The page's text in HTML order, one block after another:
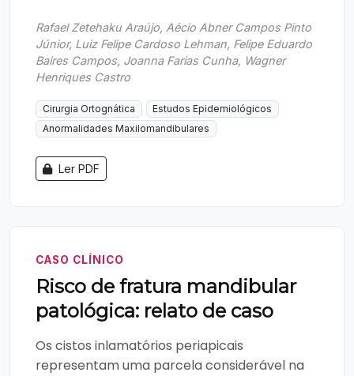
Rafael Zetehaku Araújo, Aécio Abner Campos Pinto
Júnior, Luiz Felipe Cardoso Lehman, Felipe Eduardo
Baires Campos, Joanna Farias Cunha, Wagner
Henriques Castro
Cirurgia Ortognática
Estudos Epidemiológicos
Anormalidades Maxilomandibulares
Ler PDF
CASO CLÍNICO
Risco de fratura mandibular
patológica: relato de caso
Os cistos inlamatórios periapicais
representam uma parcela considerável na